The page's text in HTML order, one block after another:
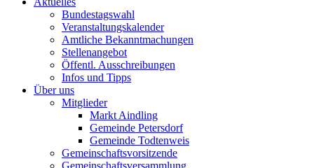
Bundestagswahl
Veranstaltungskalender
Amtliche Bekanntmachungen
Stellenangebot
Öffentl. Ausschreibungen
Infos und Tipps
Über uns
Mitglieder
Markt Aindling
Gemeinde Petersdorf
Gemeinde Todtenweis
Gemeinschaftsvorsitzende
Gemeinschaftsversammlung